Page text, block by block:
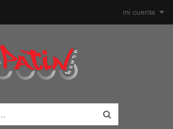
mi cuenta